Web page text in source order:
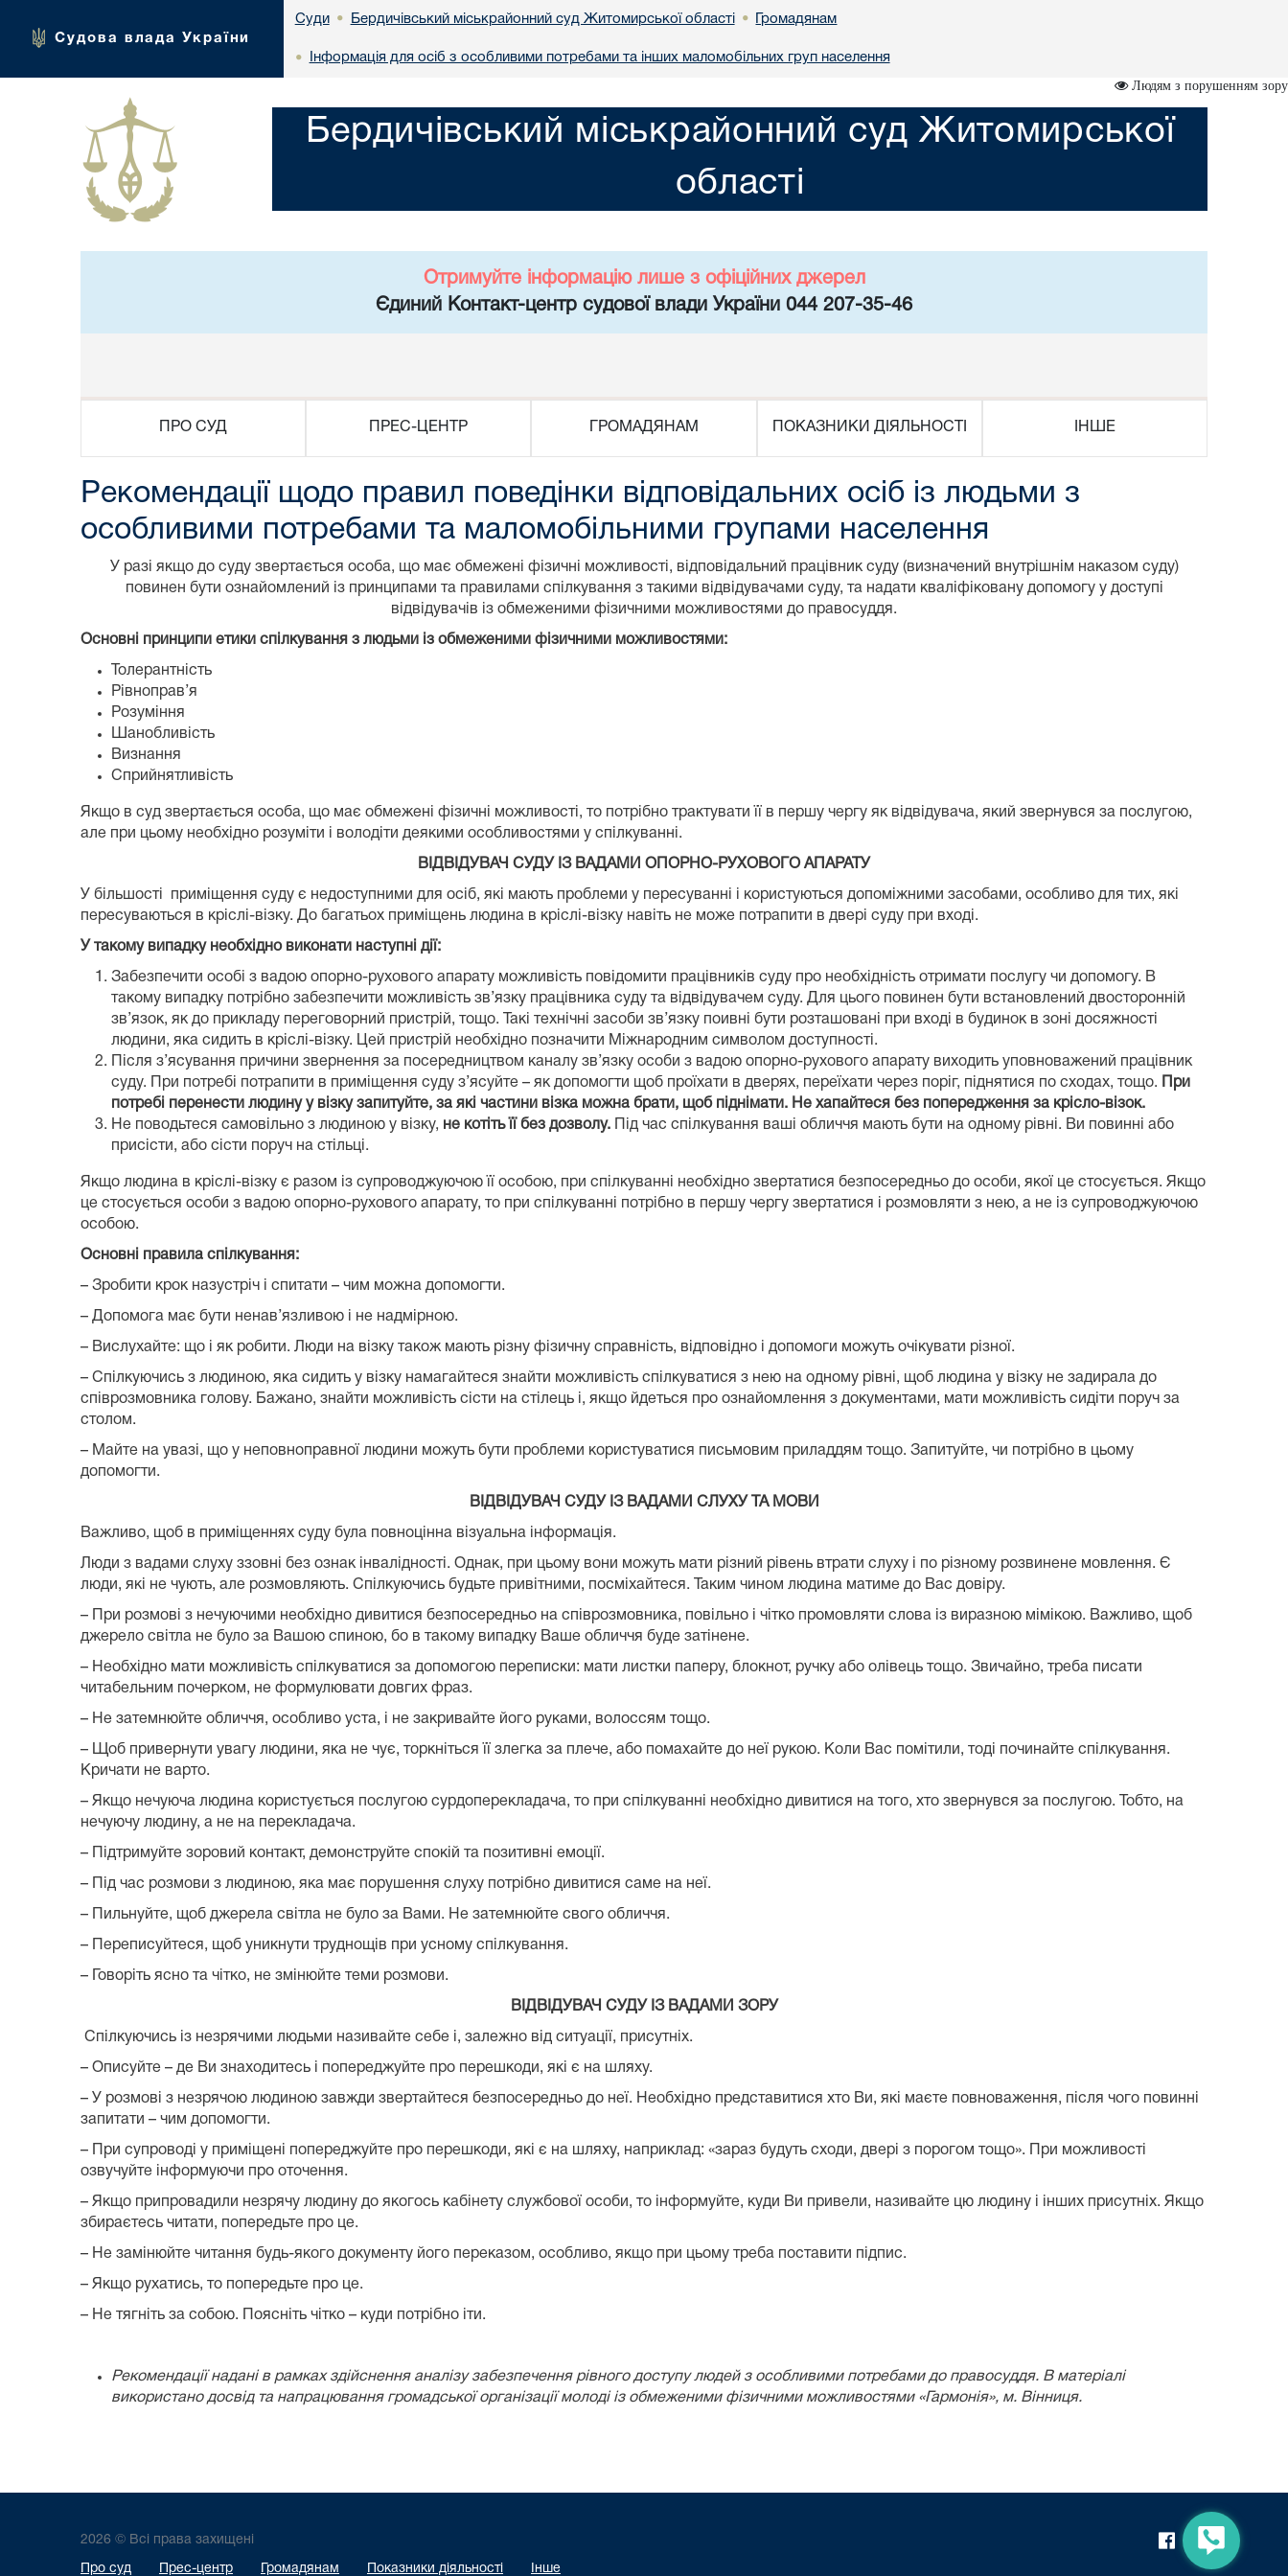
Судова влада України
Суди • Бердичівський міськрайонний суд Житомирської області • Громадянам
• Інформація для осіб з особливими потребами та інших маломобільних груп населення
Людям з порушенням зору
Бердичівський міськрайонний суд Житомирської
області
Отримуйте інформацію лише з офіційних джерел
Єдиний Контакт-центр судової влади України 044 207-35-46
ПРО СУД ПРЕС-ЦЕНТР ГРОМАДЯНАМ ПОКАЗНИКИ ДІЯЛЬНОСТІ ІНШЕ
Рекомендації щодо правил поведінки відповідальних осіб із людьми з
особливими потребами та маломобільними групами населення
У разі якщо до суду звертається особа, що має обмежені фізичні можливості, відповідальний працівник суду (визначений внутрішнім наказом суду)
повинен бути ознайомлений із принципами та правилами спілкування з такими відвідувачами суду, та надати кваліфіковану допомогу у доступі
відвідувачів із обмеженими фізичними можливостями до правосуддя.
Основні принципи етики спілкування з людьми із обмеженими фізичними можливостями:
Толерантність
Рівноправ’я
Розуміння
Шанобливість
Визнання
Сприйнятливість
Якщо в суд звертається особа, що має обмежені фізичні можливості, то потрібно трактувати її в першу чергу як відвідувача, який звернувся за послугою,
але при цьому необхідно розуміти і володіти деякими особливостями у спілкуванні.
ВІДВІДУВАЧ СУДУ ІЗ ВАДАМИ ОПОРНО-РУХОВОГО АПАРАТУ
У більшості приміщення суду є недоступними для осіб, які мають проблеми у пересуванні і користуються допоміжними засобами, особливо для тих, які
пересуваються в кріслі-візку. До багатьох приміщень людина в кріслі-візку навіть не може потрапити в двері суду при вході.
У такому випадку необхідно виконати наступні дії:
Забезпечити особі з вадою опорно-рухового апарату можливість повідомити працівників суду про необхідність отримати послугу чи допомогу. В
такому випадку потрібно забезпечити можливість зв’язку працівника суду та відвідувачем суду. Для цього повинен бути встановлений двосторонній
зв’язок, як до прикладу переговорний пристрій, тощо. Такі технічні засоби зв’язку поивні бути розташовані при вході в будинок в зоні досяжності
людини, яка сидить в кріслі-візку. Цей пристрій необхідно позначити Міжнародним символом доступності.
Після з’ясування причини звернення за посередництвом каналу зв’язку особи з вадою опорно-рухового апарату виходить уповноважений працівник
суду. При потребі потрапити в приміщення суду з’ясуйте – як допомогти щоб проїхати в дверях, переїхати через поріг, піднятися по сходах, тощо.
При
потребі перенести людину у візку запитуйте, за які частини візка можна брати, щоб піднімати. Не хапайтеся без попередження за крісло-візок.
Не поводьтеся самовільно з людиною у візку, не котіть її без дозволу. Під час спілкування ваші обличчя мають бути на одному рівні. Ви повинні або
присісти, або сісти поруч на стільці.
Якщо людина в кріслі-візку є разом із супроводжуючою її особою, при спілкуванні необхідно звертатися безпосередньо до особи, якої це стосується. Якщо
це стосується особи з вадою опорно-рухового апарату, то при спілкуванні потрібно в першу чергу звертатися і розмовляти з нею, а не із супроводжуючою
особою.
Основні правила спілкування:
– Зробити крок назустріч і спитати – чим можна допомогти.
– Допомога має бути ненав’язливою і не надмірною.
– Вислухайте: що і як робити. Люди на візку також мають різну фізичну справність, відповідно і допомоги можуть очікувати різної.
– Спілкуючись з людиною, яка сидить у візку намагайтеся знайти можливість спілкуватися з нею на одному рівні, щоб людина у візку не задирала до
співрозмовника голову. Бажано, знайти можливість сісти на стілець і, якщо йдеться про ознайомлення з документами, мати можливість сидіти поруч за
столом.
– Майте на увазі, що у неповноправної людини можуть бути проблеми користуватися письмовим приладдям тощо. Запитуйте, чи потрібно в цьому
допомогти.
ВІДВІДУВАЧ СУДУ ІЗ ВАДАМИ СЛУХУ ТА МОВИ
Важливо, щоб в приміщеннях суду була повноцінна візуальна інформація.
Люди з вадами слуху ззовні без ознак інвалідності. Однак, при цьому вони можуть мати різний рівень втрати слуху і по різному розвинене мовлення. Є
люди, які не чують, але розмовляють. Спілкуючись будьте привітними, посміхайтеся. Таким чином людина матиме до Вас довіру.
– При розмові з нечуючими необхідно дивитися безпосередньо на співрозмовника, повільно і чітко промовляти слова із виразною мімікою. Важливо, щоб
джерело світла не було за Вашою спиною, бо в такому випадку Ваше обличчя буде затінене.
– Необхідно мати можливість спілкуватися за допомогою переписки: мати листки паперу, блокнот, ручку або олівець тощо. Звичайно, треба писати
читабельним почерком, не формулювати довгих фраз.
– Не затемнюйте обличчя, особливо уста, і не закривайте його руками, волоссям тощо.
– Щоб привернути увагу людини, яка не чує, торкніться її злегка за плече, або помахайте до неї рукою. Коли Вас помітили, тоді починайте спілкування.
Кричати не варто.
– Якщо нечуюча людина користується послугою сурдоперекладача, то при спілкуванні необхідно дивитися на того, хто звернувся за послугою. Тобто, на
нечуючу людину, а не на перекладача.
– Підтримуйте зоровий контакт, демонструйте спокій та позитивні емоції.
– Під час розмови з людиною, яка має порушення слуху потрібно дивитися саме на неї.
– Пильнуйте, щоб джерела світла не було за Вами. Не затемнюйте свого обличчя.
– Переписуйтеся, щоб уникнути труднощів при усному спілкування.
– Говоріть ясно та чітко, не змінюйте теми розмови.
ВІДВІДУВАЧ СУДУ ІЗ ВАДАМИ ЗОРУ
Спілкуючись із незрячими людьми називайте себе і, залежно від ситуації, присутніх.
– Описуйте – де Ви знаходитесь і попереджуйте про перешкоди, які є на шляху.
– У розмові з незрячою людиною завжди звертайтеся безпосередньо до неї. Необхідно представитися хто Ви, які маєте повноваження, після чого повинні
запитати – чим допомогти.
– При супроводі у приміщені попереджуйте про перешкоди, які є на шляху, наприклад: «зараз будуть сходи, двері з порогом тощо». При можливості
озвучуйте інформуючи про оточення.
– Якщо припровадили незрячу людину до якогось кабінету службової особи, то інформуйте, куди Ви привели, називайте цю людину і інших присутніх. Якщо
збираєтесь читати, попередьте про це.
– Не замінюйте читання будь-якого документу його переказом, особливо, якщо при цьому треба поставити підпис.
– Якщо рухатись, то попередьте про це.
– Не тягніть за собою. Поясніть чітко – куди потрібно іти.
Рекомендації надані в рамках здійснення аналізу забезпечення рівного доступу людей з особливими потребами до правосуддя. В матеріалі
використано досвід та напрацювання громадської організації молоді із обмеженими фізичними можливостями «Гармонія», м. Вінниця.
2026 © Всі права захищені
Про суд Прес-центр Громадянам Показники діяльності Інше